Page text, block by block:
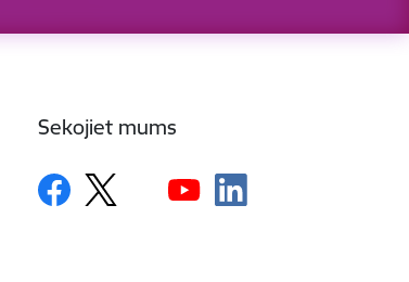
Sekojiet mums